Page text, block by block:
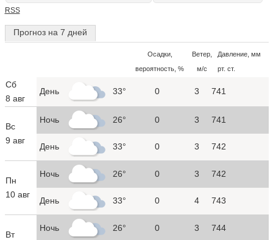
RSS
Прогноз на 7 дней
Осадки,
вероятность, %
Ветер,
м/с
Давление, мм
рт. ст.
Сб
8 авг
День 33° 0 3 741
Вс
9 авг
Ночь 26° 0 3 741
День 33° 0 3 742
Пн
10 авг
Ночь 26° 0 3 742
День 33° 0 4 743
Вт
Ночь 26° 0 3 744